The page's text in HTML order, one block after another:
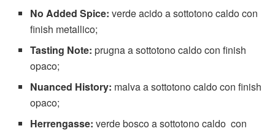
No Added Spice: verde acido a sottotono caldo con
finish metallico;
Tasting Note: prugna a sottotono caldo con finish
opaco;
Nuanced History: malva a sottotono caldo con finish
opaco;
Herrengasse: verde bosco a sottotono caldo con